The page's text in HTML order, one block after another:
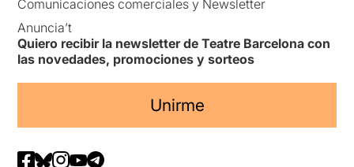
Comunicaciones comerciales y Newsletter
Anuncia’t
Quiero recibir la newsletter de Teatre Barcelona con
las novedades, promociones y sorteos
Unirme